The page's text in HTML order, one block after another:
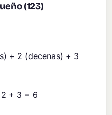
(123)
+ 2 (decenas) + 3
2 + 3 = 6